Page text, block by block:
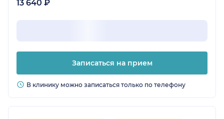
13 640 ₽
Записаться на прием
В клинику можно записаться только по телефону